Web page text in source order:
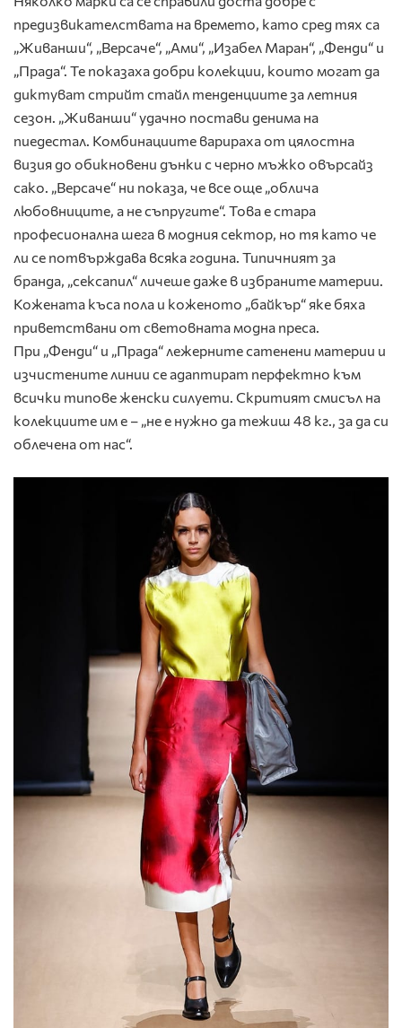
предизвикателствата на времето, като сред тях са
„Живанши“, „Версаче“, „Ами“, „Изабел Маран“, „Фенди“ и
„Прада“. Те показаха добри колекции, които могат да
диктуват стрийт стайл тенденциите за летния
сезон. „Живанши“ удачно постави денима на
пиедестал. Комбинациите варираха от цялостна
визия до обикновени дънки с черно мъжко овърсайз
сако. „Версаче“ ни показа, че все още „облича
любовниците, а не съпругите“. Това е стара
професионална шега в модния сектор, но тя като че
ли се потвърждава всяка година. Типичният за
бранда, „сексапил“ личеше даже в избраните материи.
Кожената къса пола и коженото „байкър“ яке бяха
приветствани от световната модна преса.
При „Фенди“ и „Прада“ лежерните сатенени материи и
изчистените линии се адаптират перфектно към
всички типове женски силуети. Скритият смисъл на
колекциите им е – „не е нужно да тежиш 48 кг., за да си
облечена от нас“.